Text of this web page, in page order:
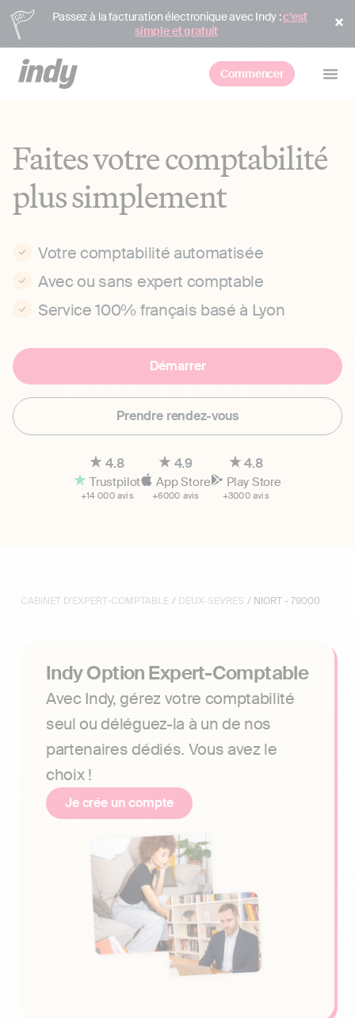
Passez à la facturation électronique avec Indy :c’est
simple et gratuit
Commencer
Faites votre comptabilité
plus simplement
Votre comptabilité automatisée
Avec ou sans expert comptable
Service 100% français basé à Lyon
Démarrer
Prendre rendez-vous
4.8
Trustpilot
+14 000 avis
4.9
App Store
+6000 avis
4.8
Play Store
+3000 avis
CABINET D'EXPERT-COMPTABLE / DEUX-SEVRES / NIORT - 79000
Indy Option Expert-Comptable
Avec Indy, gérez votre comptabilité
seul ou déléguez-la à un de nos
partenaires dédiés. Vous avez le
choix !
Je crée un compte